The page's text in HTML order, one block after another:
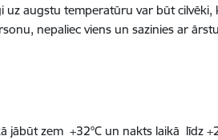
augstu temperatūru var būt
nepaliec viens un sazinies ar
zem +32°C un nakts laikā līdz